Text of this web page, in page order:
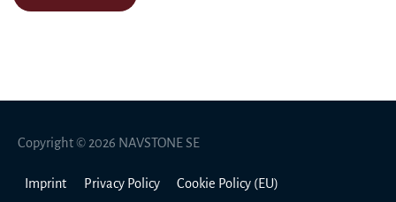
Copyright © 2026 NAVSTONE SE
Imprint Privacy Policy Cookie Policy (EU)